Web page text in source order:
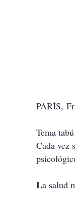
PARÍS,
Tema
Cada vez
La salud